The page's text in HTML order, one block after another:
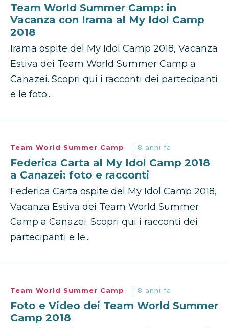
Team World Summer Camp: in
Vacanza con Irama al My Idol Camp
2018
Irama ospite del My Idol Camp 2018, Vacanza
Estiva dei Team World Summer Camp a
Canazei. Scopri qui i racconti dei partecipanti
e le foto...
Team World Summer Camp 8 anni fa
Federica Carta al My Idol Camp 2018
a Canazei: foto e racconti
Federica Carta ospite del My Idol Camp 2018,
Vacanza Estiva dei Team World Summer
Camp a Canazei. Scopri qui i racconti dei
partecipanti e le...
Team World Summer Camp 8 anni fa
Foto e Video dei Team World Summer
Camp 2018